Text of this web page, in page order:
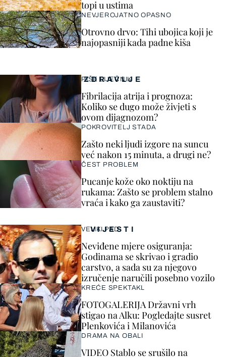
VIJESTI
VELIKI PAD
Neviđene mjere osiguranja:
Godinama se skrivao i gradio
carstvo, a sada su za njegovo
izručenje naručili posebno vozilo
KREĆE SPEKTAKL
FOTOGALERIJA Državni vrh
stigao na Alku: Pogledajte susret
Plenkovića i Milanovića
DRAMA NA OBALI
VIDEO Stablo se srušilo na
ZDRAVLJE
PIŠE LIJEČNIK
Fibrilacija atrija i prognoza:
Koliko se dugo može živjeti s
ovom dijagnozom?
POKROVITELJ STADA
Zašto neki ljudi izgore na suncu
već nakon 15 minuta, a drugi ne?
ČEST PROBLEM
Pucanje kože oko noktiju na
rukama: Zašto se problem stalno
vraća i kako ga zaustaviti?
topi u ustima
NEVJEROJATNO OPASNO
Otrovno drvo: Tihi ubojica koji je
najopasniji kada padne kiša